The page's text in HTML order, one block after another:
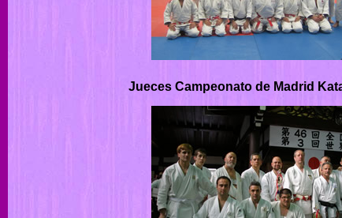
Jueces Campeonato de Madrid